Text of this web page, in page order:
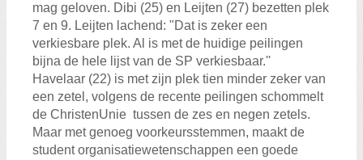
mag geloven. Dibi (25) en Leijten (27) bezetten plek
7 en 9. Leijten lachend: "Dat is zeker een
verkiesbare plek. Al is met de huidige peilingen
bijna de hele lijst van de SP verkiesbaar.''
Havelaar (22) is met zijn plek tien minder zeker van
een zetel, volgens de recente peilingen schommelt
de ChristenUnie tussen de zes en negen zetels.
Maar met genoeg voorkeursstemmen, maakt de
student organisatiewetenschappen een goede